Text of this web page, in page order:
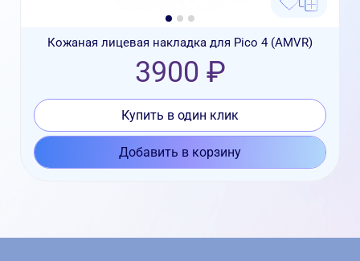
Кожаная лицевая накладка для Pico 4 (AMVR)
3900 ₽
Купить в один клик
Добавить в корзину